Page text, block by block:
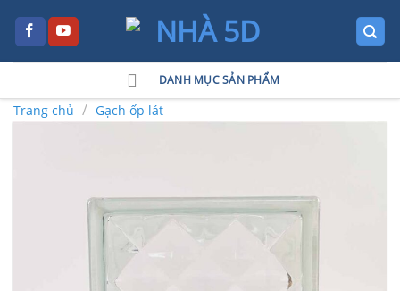
DANH MỤC SẢN PHẨM
Trang chủ / Gạch ốp lát